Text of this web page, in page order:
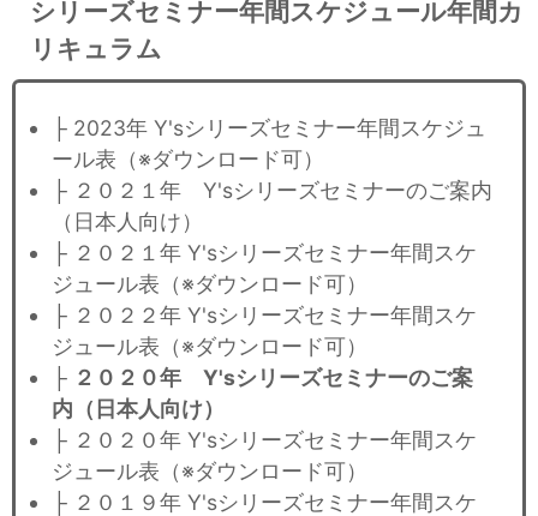
シリーズセミナー年間スケジュール年間カ
リキュラム
├ 2023年 Y'sシリーズセミナー年間スケジュ
ール表（※ダウンロード可）
├ ２０２１年 Y'sシリーズセミナーのご案内
（日本人向け）
├ ２０２１年 Y'sシリーズセミナー年間スケ
ジュール表（※ダウンロード可）
├ ２０２２年 Y'sシリーズセミナー年間スケ
ジュール表（※ダウンロード可）
├ ２０２０年 Y'sシリーズセミナーのご案
内（日本人向け）
├ ２０２０年 Y'sシリーズセミナー年間スケ
ジュール表（※ダウンロード可）
├ ２０１９年 Y'sシリーズセミナー年間スケ